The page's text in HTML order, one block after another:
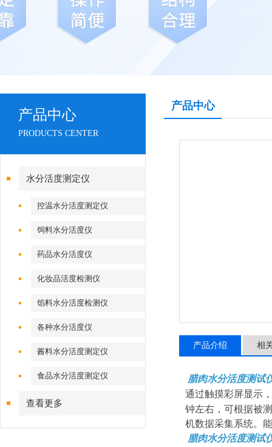
产品中心
PRODUCTS CENTER
水分活度测定仪
控温水分活度测定仪
饲料水分活度仪
药品水分活度仪
化妆品活度检测仪
馅料水分活度检测仪
各种水分活度仪
酱料水分活度测定仪
食品水分活度测定仪
查看更多
产品中心
产品介绍 相
腊肉水分活度测试
通过触摸彩屏显示
钟左右，可根据被
机数据采集系统。
腊肉水分活度测试